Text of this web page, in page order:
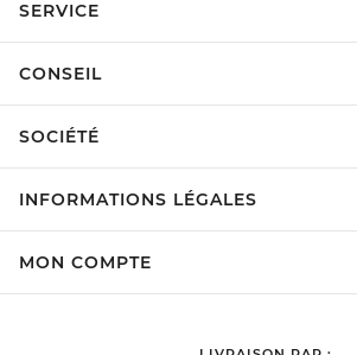
SERVICE
CONSEIL
SOCIÉTÉ
INFORMATIONS LÉGALES
MON COMPTE